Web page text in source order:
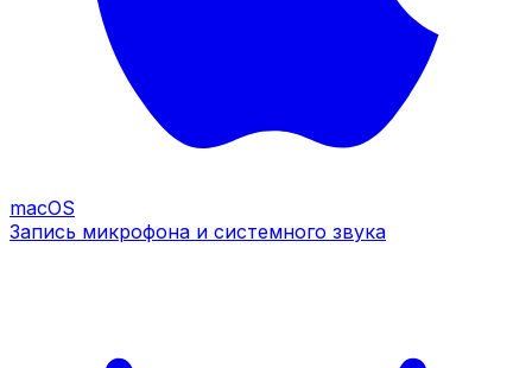
macOS
Запись микрофона и системного звука